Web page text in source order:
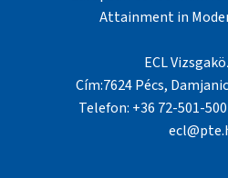
Attainment in
ECL
Cím:7624 Pécs,
Telefon: +36 72-501-